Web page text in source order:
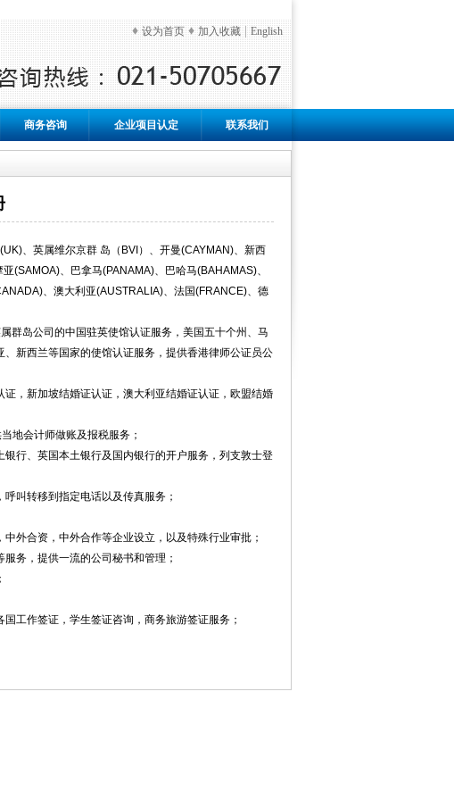
♦设为首页♦加入收藏|English
商务咨询 企业项目认定 联系我们
、英属维尔京群 岛（BVI）、开曼(CAYMAN)、新西
(SAMOA)、巴拿马(PANAMA)、巴哈马(BAHAMAS)、
、澳大利亚(AUSTRALIA)、法国(FRANCE)、德
群岛公司的中国驻英使馆认证服务，美国五十个州、马
新西兰等国家的使馆认证服务，提供香港律师公证员公
，新加坡结婚证认证，澳大利亚结婚证认证，欧盟结婚
地会计师做账及报税服务；
行、英国本土银行及国内银行的开户服务，列支敦士登
叫转移到指定电话以及传真服务；
外合资，中外合作等企业设立，以及特殊行业审批；
务，提供一流的公司秘书和管理；
工作签证，学生签证咨询，商务旅游签证服务；